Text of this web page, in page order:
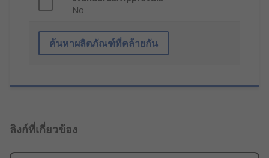
No
ค้นหาผลิตภัณฑ์ที่คล้ายกัน
ลิงก์ที่เกี่ยวข้อง